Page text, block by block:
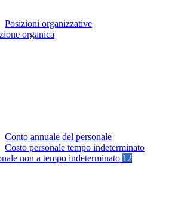
Posizioni organizzative
organica
Conto annuale del personale
Costo personale tempo indeterminato
non a tempo indeterminato 12